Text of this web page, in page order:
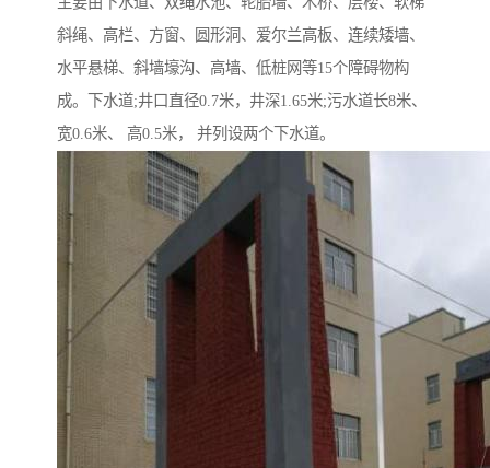
斜绳、高栏、方窗、圆形洞、爱尔兰高板、连续矮墙、
水平悬梯、斜墙壕沟、高墙、低桩网等15个障碍物构
成。下水道;井口直径0.7米，井深1.65米;污水道长8米、
宽0.6米、 高0.5米， 并列设两个下水道。